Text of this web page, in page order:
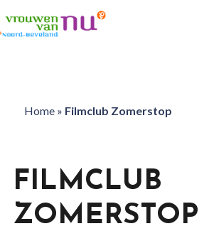
Home» Filmclub Zomerstop
FILMCLUB
ZOMERSTOP